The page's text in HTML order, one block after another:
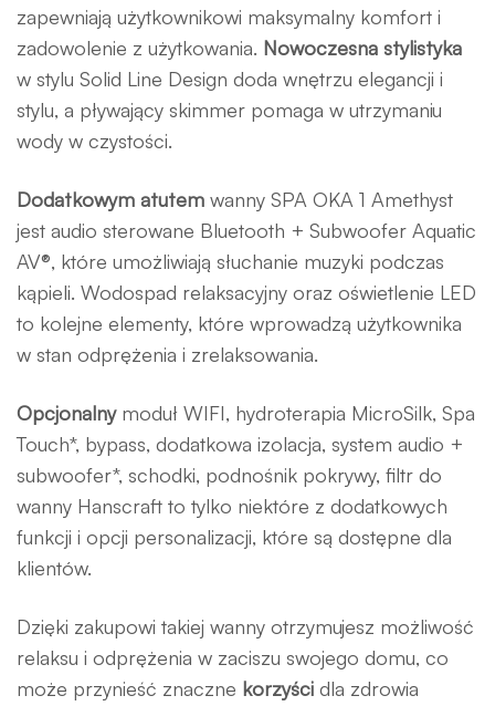
zapewniają użytkownikowi maksymalny komfort i
zadowolenie z użytkowania. Nowoczesna stylistyka
w stylu Solid Line Design doda wnętrzu elegancji i
stylu, a pływający skimmer pomaga w utrzymaniu
wody w czystości.
Dodatkowym atutem wanny SPA OKA 1 Amethyst
jest audio sterowane Bluetooth + Subwoofer Aquatic
AV®, które umożliwiają słuchanie muzyki podczas
kąpieli. Wodospad relaksacyjny oraz oświetlenie LED
to kolejne elementy, które wprowadzą użytkownika
w stan odprężenia i zrelaksowania.
Opcjonalny moduł WIFI, hydroterapia MicroSilk, Spa
Touch*, bypass, dodatkowa izolacja, system audio +
subwoofer*, schodki, podnośnik pokrywy, filtr do
wanny Hanscraft to tylko niektóre z dodatkowych
funkcji i opcji personalizacji, które są dostępne dla
klientów.
Dzięki zakupowi takiej wanny otrzymujesz możliwość
relaksu i odprężenia w zaciszu swojego domu, co
może przynieść znaczne korzyści dla zdrowia